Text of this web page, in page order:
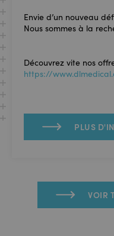
Envie d’un nouveau
Nous sommes à la
Découvrez vite nos
https://
PLUS
VOIR